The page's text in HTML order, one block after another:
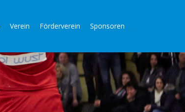
Verein Förderverein Sponsoren